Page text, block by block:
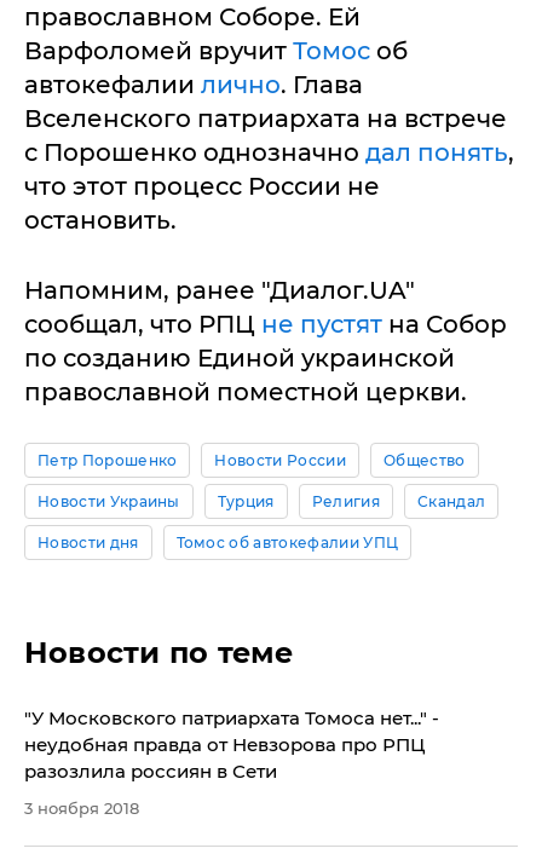
православном Соборе. Ей
Варфоломей вручит Томос об
автокефалии лично. Глава
Вселенского патриархата на встрече
с Порошенко однозначно дал понять,
что этот процесс России не
остановить.
Напомним, ранее "Диалог.UA"
сообщал, что РПЦ не пустят на Собор
по созданию Единой украинской
православной поместной церкви.
Петр Порошенко Новости России Общество
Новости Украины Турция Религия Скандал
Новости дня Томос об автокефалии УПЦ
Новости по теме
"У Московского патриархата Томоса нет..." -
неудобная правда от Невзорова про РПЦ
разозлила россиян в Сети
3 ноября 2018